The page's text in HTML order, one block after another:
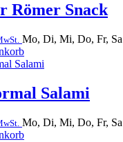
Römer Snack
Mo, Di, Mi, Do, Fr, Sa
Salami
Mo, Di, Mi, Do, Fr, Sa